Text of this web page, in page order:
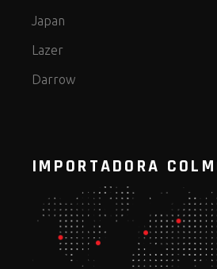
Japan
Lazer
Darrow
IMPORTADORA